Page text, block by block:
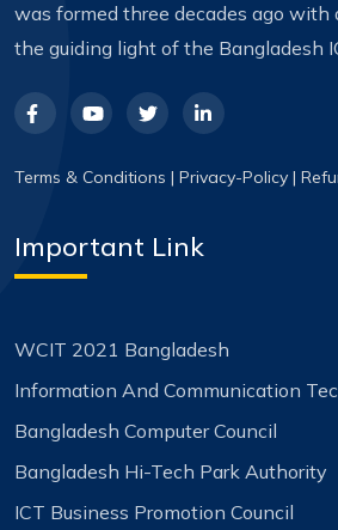
was formed three decades ago with
the guiding light of the Bangladesh
Terms & Conditions | Privacy-Policy |
Important Link
WCIT 2021 Bangladesh
Information And Communication
Bangladesh Computer Council
Bangladesh Hi-Tech Park Authority
ICT Business Promotion Council